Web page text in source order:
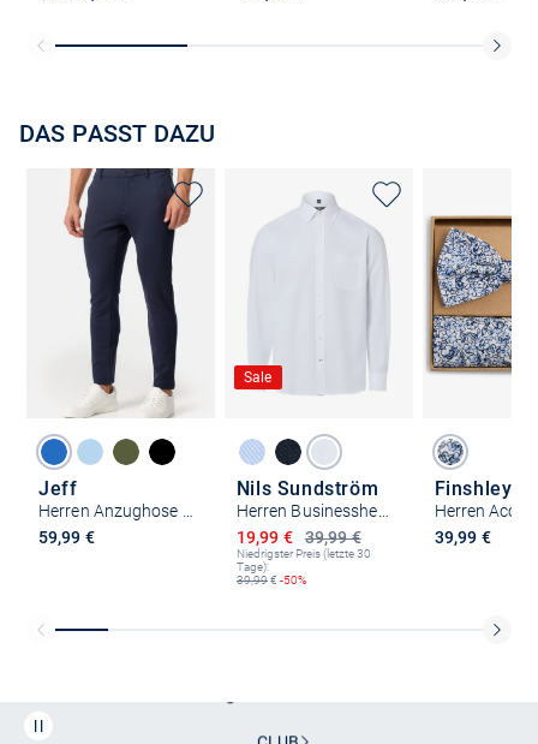
DAS PASST DAZU
Jeff
Herren Anzughose - JFEzra
59,99 €
Sale
Nils Sundström
Herren Businesshemd
39,99 €
Ermäßigter Preis
19,99 €
Niedrigster Preis (letzte 30
Tage):
39,99€ -50%
39,99 €